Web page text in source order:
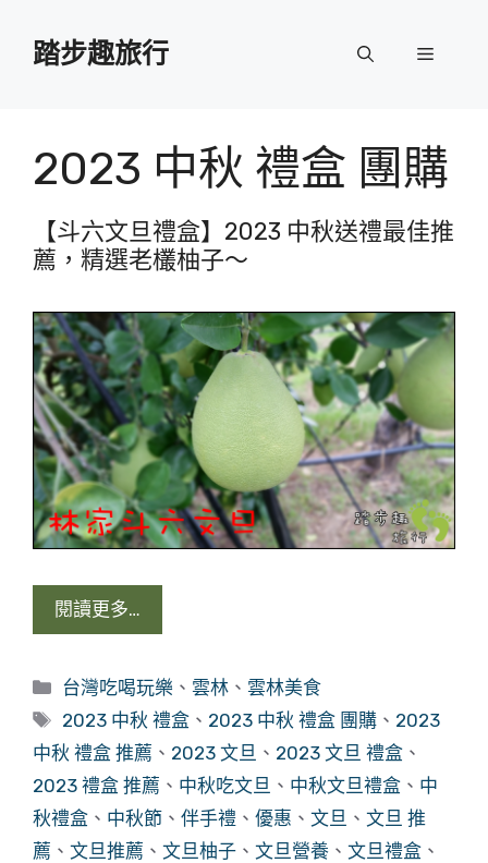
踏步趣旅行 選
2023 中秋 禮盒 團購
【斗六文旦禮盒】2023 中秋送禮最佳推
薦，精選老欉柚子～
閱讀更多…
分
類
台灣吃喝玩樂 、雲林 、雲林美食
標
籤
2023 中秋 禮盒 、 2023 中秋 禮盒 團購 、 2023
中秋 禮盒 推薦 、 2023 文旦 、 2023 文旦 禮盒 、
2023 禮盒 推薦 、 中秋吃文旦 、 中秋文旦禮盒 、 中
秋禮盒 、 中秋節 、 伴手禮 、 優惠 、 文旦 、 文旦 推
薦 、 文旦推薦 、 文旦柚子 、 文旦營養 、 文旦禮盒 、